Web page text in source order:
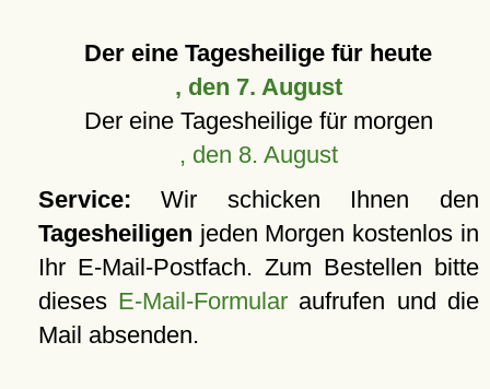
Der eine Tagesheilige für heute
, den 7. August
Der eine Tagesheilige für morgen
, den 8. August
Service: Wir schicken Ihnen den
Tagesheiligen jeden Morgen kostenlos in
Ihr E-Mail-Postfach. Zum Bestellen bitte
dieses E-Mail-Formular aufrufen und die
Mail absenden.